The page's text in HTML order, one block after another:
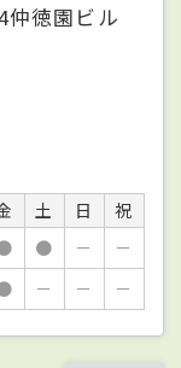
徳園ビル
土 日
祝
● －
－
－ － －